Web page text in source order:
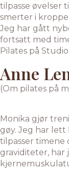
tilpasse øvelser
smerter i
Jeg har gått
fortsatt med
Pilates på
Anne
(Om pilates på
Monika gjør
gøy. Jeg har
tilpasser timene
graviditeter, har